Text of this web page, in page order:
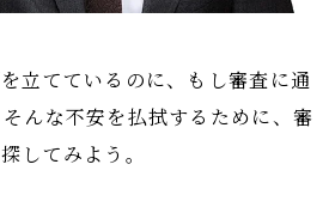
立てているのに、もし審査に通
んな不安を払拭するために、審
してみよう。